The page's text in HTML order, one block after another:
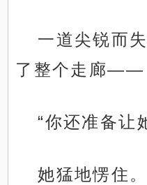
一道尖锐而
了整个走廊——
“你还准备让
她猛地愣住。